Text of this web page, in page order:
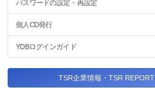
パスワードの設定・再設定
個人CD発行
YDBログインガイド
TSR企業情報・TSR REPORT